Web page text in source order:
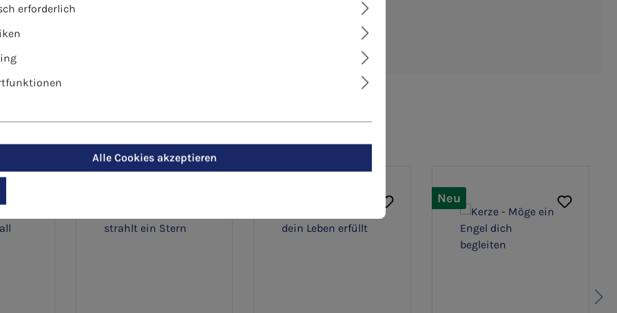
Neu
erforderlich
Alle Cookies akzeptieren